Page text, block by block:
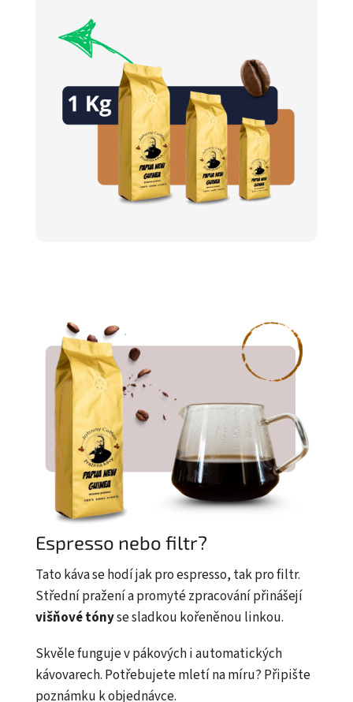
Espresso nebo filtr?
Tato káva se hodí jak pro espresso, tak pro filtr.
Střední pražení a promyté zpracování přinášejí
višňové tónyse sladkou kořeněnou linkou.
Skvěle funguje v pákových i automatických
kávovarech. Potřebujete mletí na míru? Připište
poznámku k objednávce.